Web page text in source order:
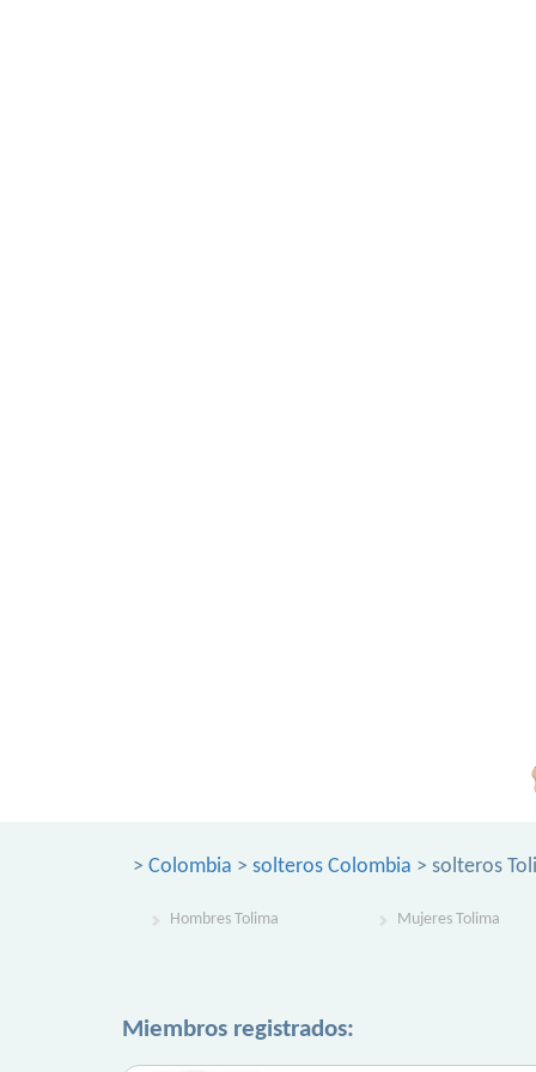
> Colombia > solteros Colombia > solteros
Hombres Tolima Mujeres Tolima
Miembros registrados: